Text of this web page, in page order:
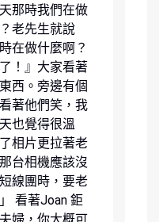
那時我們在做
老先生就說
在做什麼啊？
！』大家看著
西。旁邊有個
著他們笑，我
也覺得很溫
相片更拉著老
台相機應該沒
線團時，要老
看著Joan 鉅